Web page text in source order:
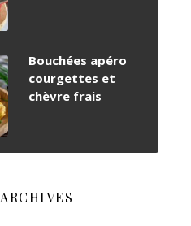
Bouchées apéro
courgettes et
chèvre frais
ARCHIVES